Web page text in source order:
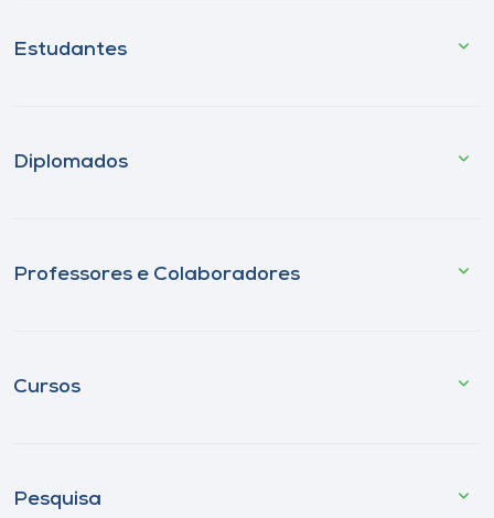
Estudantes
Diplomados
Professores e Colaboradores
Cursos
Pesquisa